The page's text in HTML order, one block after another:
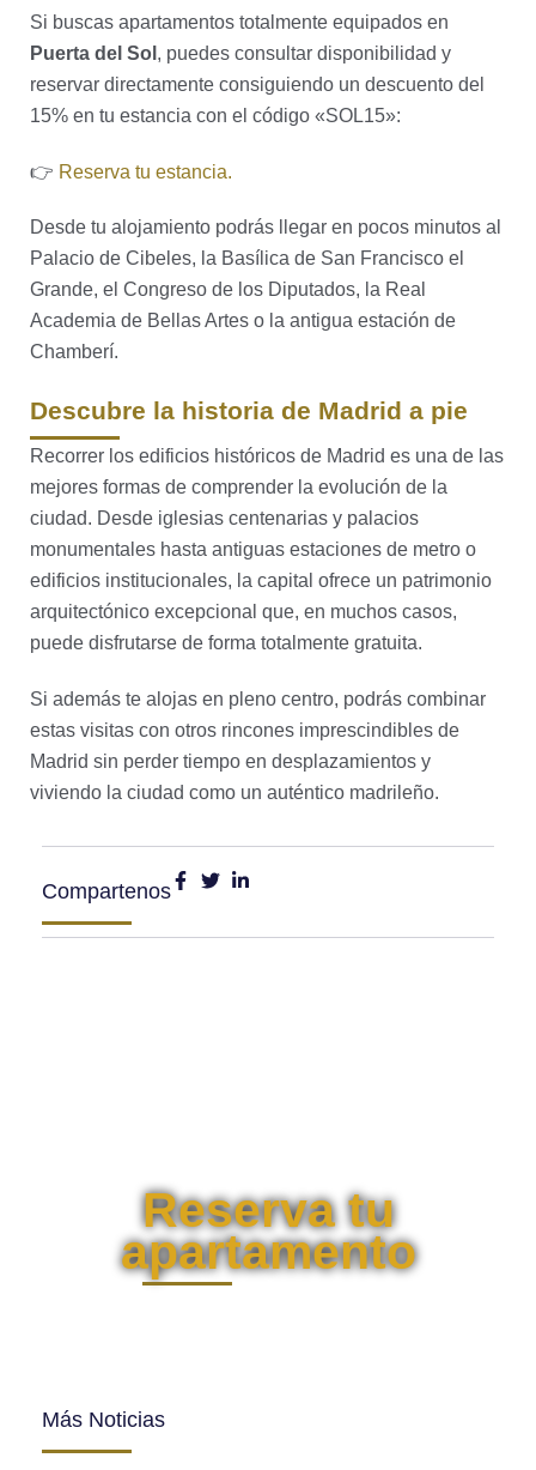
Si buscas apartamentos totalmente equipados en
Puerta del Sol , puedes consultar disponibilidad y
reservar directamente consiguiendo un descuento del
15% en tu estancia con el código «SOL15»:
👉 Reserva tu estancia.
Desde tu alojamiento podrás llegar en pocos minutos al
Palacio de Cibeles, la Basílica de San Francisco el
Grande, el Congreso de los Diputados, la Real
Academia de Bellas Artes o la antigua estación de
Chamberí.
Descubre la historia de Madrid a pie
Recorrer los edificios históricos de Madrid es una de las
mejores formas de comprender la evolución de la
ciudad. Desde iglesias centenarias y palacios
monumentales hasta antiguas estaciones de metro o
edificios institucionales, la capital ofrece un patrimonio
arquitectónico excepcional que, en muchos casos,
puede disfrutarse de forma totalmente gratuita.
Si además te alojas en pleno centro, podrás combinar
estas visitas con otros rincones imprescindibles de
Madrid sin perder tiempo en desplazamientos y
viviendo la ciudad como un auténtico madrileño.
Compartenos
Reserva tu
apartamento
Más Noticias